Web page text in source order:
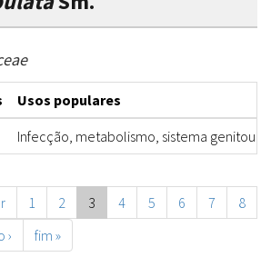
Usos populares
Infecção, metabolismo, sistema
1 2 3 4 5 6 7
8
› fim »